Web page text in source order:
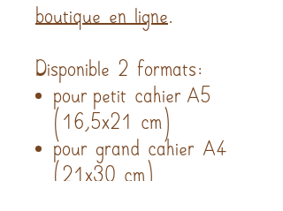
boutique en ligne
Disponible 2 formats:
pour petit cahier A5
(16,5x21 cm)
pour grand cahier A4
(21x30 cm)